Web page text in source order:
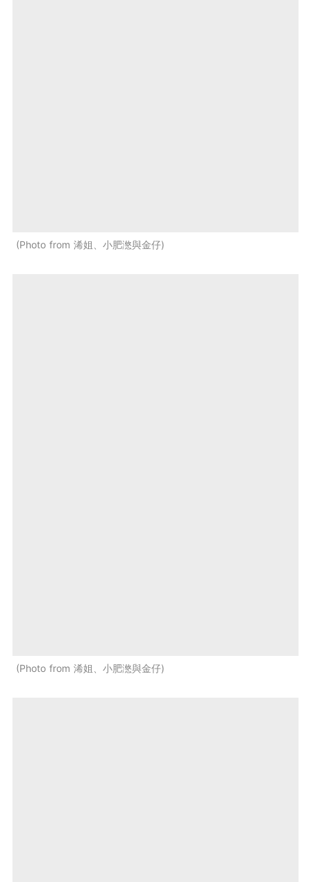
Photo from 浠姐、小肥滺與金仔
Photo from 浠姐、小肥滺與金仔